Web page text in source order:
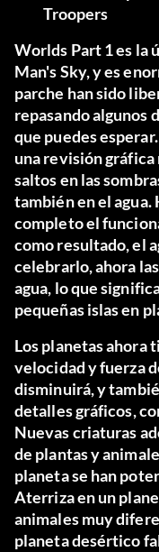
Troopers
Worlds Part 1 es la
Man's Sky, y es
parche han sido
repasando algunos
que puedes
una revisión
saltos en las
también en el agua.
completo el
como resultado, el
celebrarlo, ahora
agua, lo que
pequeñas islas en
Los planetas ahora
velocidad y fuerza
disminuirá, y
detalles gráficos,
Nuevas criaturas
de plantas y
planeta se han
Aterriza en un
animales muy
planeta desértico